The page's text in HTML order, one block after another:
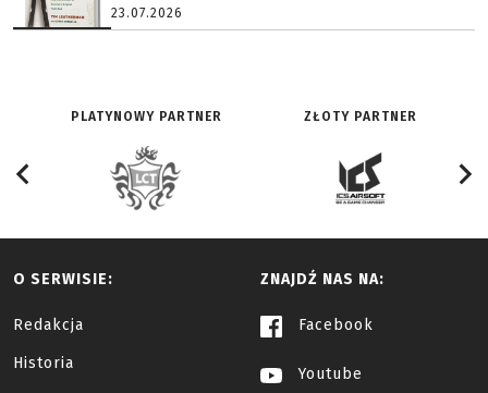
23.07.2026
PLATYNOWY PARTNER ZŁOTY PARTNER
O SERWISIE:
Redakcja
Historia
ZNAJDŹ NAS NA:
Facebook
Youtube